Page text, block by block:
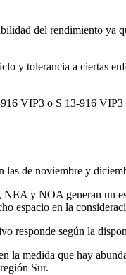
del rendimiento ya
y tolerancia a ciertas
VIP3 o S 13-916
las de noviembre y
y NOA generan un
espacio en la
responde según la
la medida que hay
Sur.